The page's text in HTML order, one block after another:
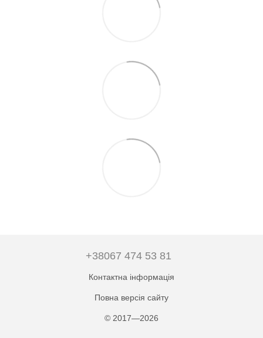
+38067 474 53 81
Контактна інформація
Повна версія сайту
© 2017—2026